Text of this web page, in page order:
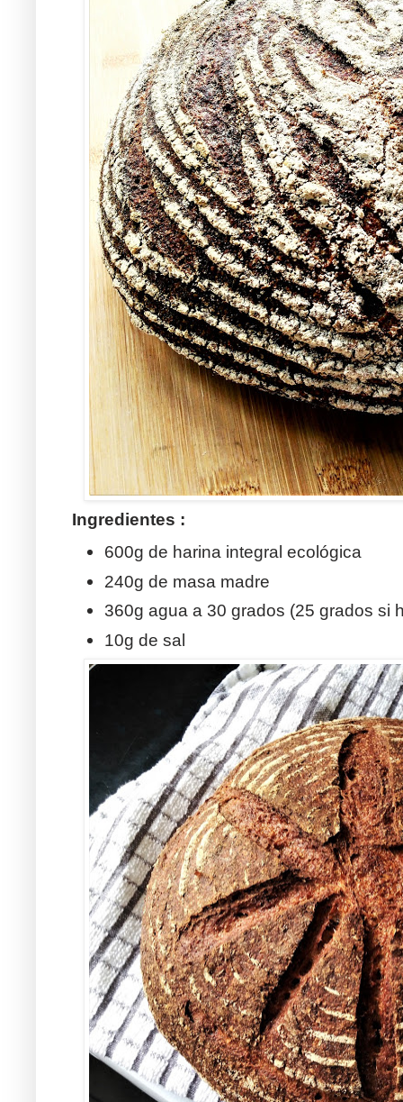
Ingredientes :
600g de harina integral ecológica
240g de masa madre
360g agua a 30 grados (25 grados si
10g de sal